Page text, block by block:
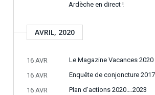
Ardèche en direct !
AVRIL, 2020
16 AVR
Le Magazine Vacances 2020
16 AVR
Enquête de conjoncture
16 AVR
Plan d’actions 2020….2023